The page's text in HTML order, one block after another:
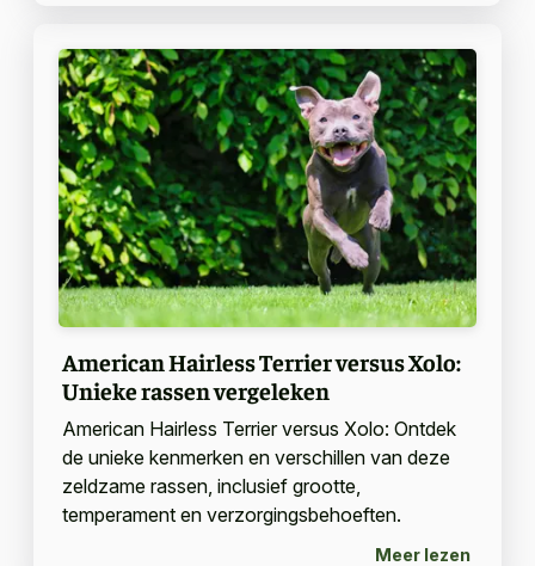
American Hairless Terrier versus Xolo:
Unieke rassen vergeleken
American Hairless Terrier versus Xolo: Ontdek
de unieke kenmerken en verschillen van deze
zeldzame rassen, inclusief grootte,
temperament en verzorgingsbehoeften.
Meer lezen